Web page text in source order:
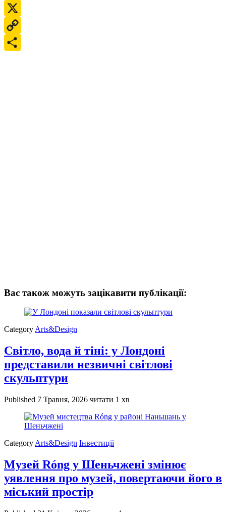
Threads
X
Copy
Вас також можуть зацікавити публікації:
Category Arts&Design
Світло, вода й тіні: у Лондоні
представили незвичні світлові
скульптури
Published 7 Травня, 2026 читати 1 хв
Category Arts&Design Інвестиції
Музей Róng у Шеньчжені змінює
уявлення про музей, повертаючи його в
міський простір